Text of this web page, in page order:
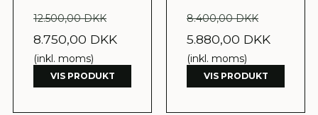
12.500,00 DKK
8.750,00 DKK
(inkl. moms)
VIS PRODUKT
8.400,00 DKK
5.880,00 DKK
(inkl. moms)
VIS PRODUKT